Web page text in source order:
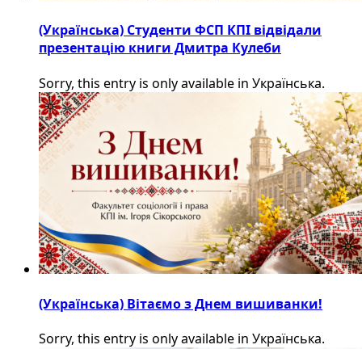
(Українська) Студенти ФСП КПІ відвідали
презентацію книги Дмитра Кулеби
Sorry, this entry is only available in Українська.
(Українська) Вітаємо з Днем вишиванки!
Sorry, this entry is only available in Українська.